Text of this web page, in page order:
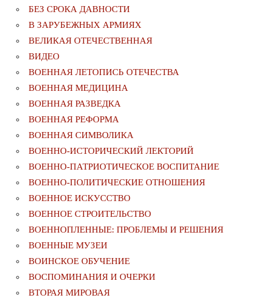
БЕЗ СРОКА ДАВНОСТИ
В ЗАРУБЕЖНЫХ АРМИЯХ
ВЕЛИКАЯ ОТЕЧЕСТВЕННАЯ
ВИДЕО
ВОЕННАЯ ЛЕТОПИСЬ ОТЕЧЕСТВА
ВОЕННАЯ МЕДИЦИНА
ВОЕННАЯ РАЗВЕДКА
ВОЕННАЯ РЕФОРМА
ВОЕННАЯ СИМВОЛИКА
ВОЕННО-ИСТОРИЧЕСКИЙ ЛЕКТОРИЙ
ВОЕННО-ПАТРИОТИЧЕСКОЕ ВОСПИТАНИЕ
ВОЕННО-ПОЛИТИЧЕСКИE ОТНОШЕНИЯ
ВОЕННОЕ ИСКУССТВО
ВОЕННОЕ СТРОИТЕЛЬСТВО
ВОЕННОПЛЕННЫЕ: ПРОБЛЕМЫ И РЕШЕНИЯ
ВОЕННЫЕ МУЗЕИ
ВОИНСКОЕ ОБУЧЕНИЕ
ВОСПОМИНАНИЯ И ОЧЕРКИ
ВТОРАЯ МИРОВАЯ